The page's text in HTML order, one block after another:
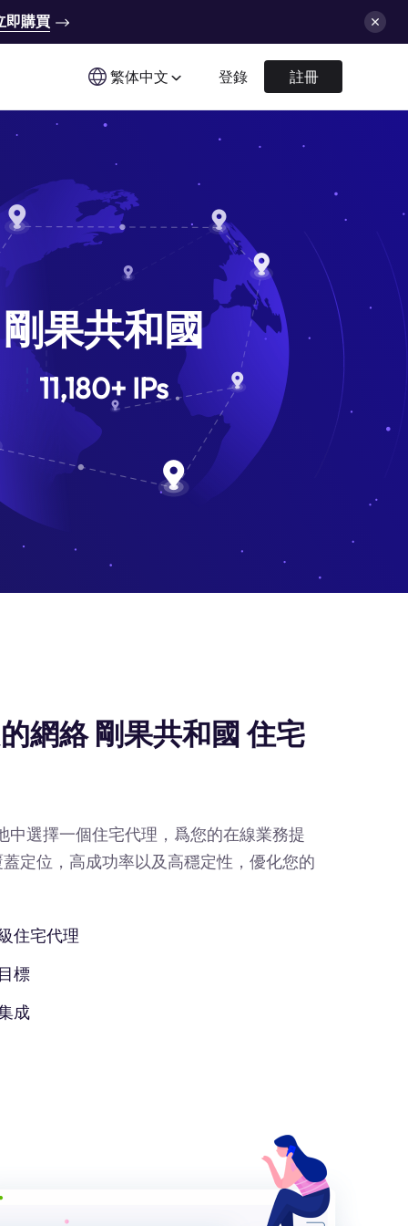
即購買
繁体中文 登錄 註冊
剛果共和國
11,180+IPs
網絡 剛果共和國 住宅
選擇一個住宅代理，爲您的在線業務提
定位，高成功率以及高穩定性，優化您的
住宅代理
標
成